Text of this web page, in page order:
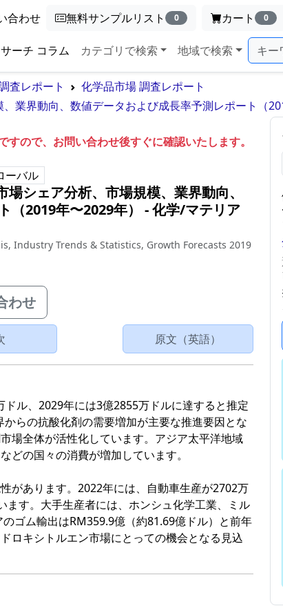
合わせ 無料サンプルリスト 0 カート 0
ーチ コラム カテゴリで検索 地域で検索
査レポート
化学品市場 調査レポート
業界動向、数値データおよび成長率予測レポート（
ので、お問い合わせ後すぐに確認いたします。
ーバル
シェア分析、市場規模、業界動向、
2019年〜2029年）
‐化学/マテリア
Industry Trends & Statistics, Growth Forecasts 2019
わせ
原文（英語）
ル、2029年には3億2855万ドルに達すると推定
らの抗酸化剤の需要増加が主要な推進要因とな
場全体が活性化しています。アジア太平洋地域
どの国々の消費が増加しています。
があります。2022年には、自動車生産が2702万
す。大手生産者には、ホンシュ化学工業、ミル
ゴム輸出はRM359.9億（約81.69億ドル）と前年
ロキシトルエン市場にとっての機会となる見込